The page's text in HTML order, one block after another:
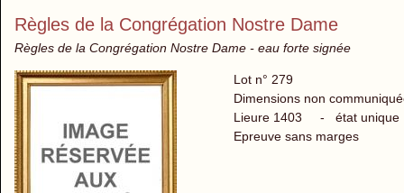
Règles de la Congrégation Nostre Dame
Règles de la Congrégation Nostre Dame - eau forte signée
Lot n° 279
Dimensions non
Lieure 1403 - état
Epreuve sans marges